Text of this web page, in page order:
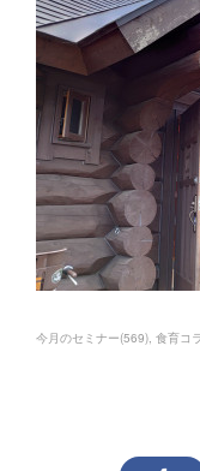
今月のセミナー(569) 食育コ